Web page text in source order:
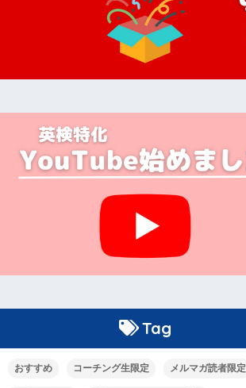
Tag
おすすめ コーチング生限定 メルマガ読者限定